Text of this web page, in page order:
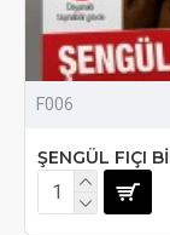
F006
ŞENGÜL FIÇI